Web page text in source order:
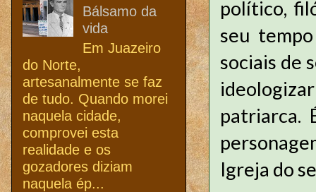
político,
seu
sociais de
patriarca.
Igreja do
Bálsamo da
vida
Em Juazeiro
do Norte,
artesanalmente se faz
de tudo. Quando morei
naquela cidade,
comprovei esta
realidade e os
gozadores diziam
naquela ép...